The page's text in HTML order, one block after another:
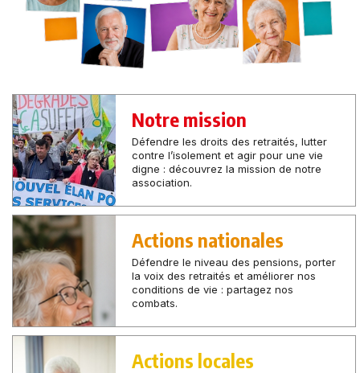
Notre mission
Défendre les droits des retraités, lutter
contre l’isolement et agir pour une vie
digne : découvrez la mission de notre
association.
Actions nationales
Défendre le niveau des pensions, porter
la voix des retraités et améliorer nos
conditions de vie : partagez nos
combats.
Actions locales